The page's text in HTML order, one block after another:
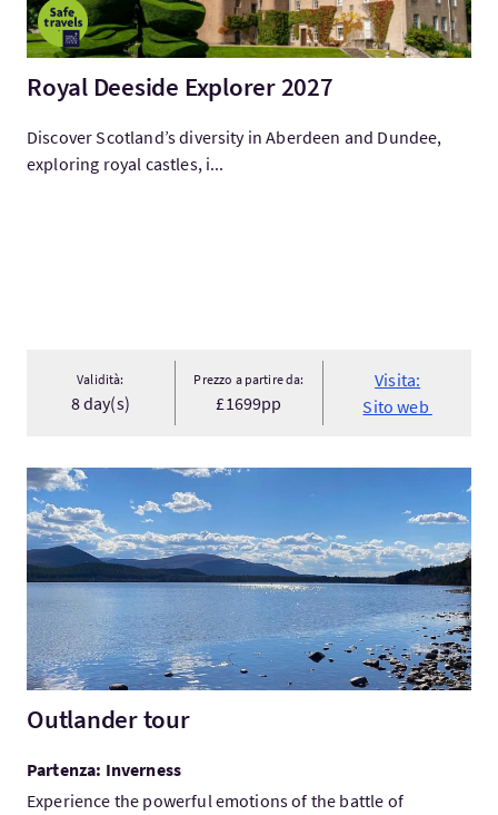
Royal Deeside Explorer 2027
Discover Scotland’s diversity in Aberdeen and Dundee,
exploring royal castles, i...
Validità:
8 day(s)
Prezzo a partire da:
£1699pp
Visita:
Sito web
Visita:Outlander tour
Outlander tour
Partenza: Inverness
Experience the powerful emotions of the battle of